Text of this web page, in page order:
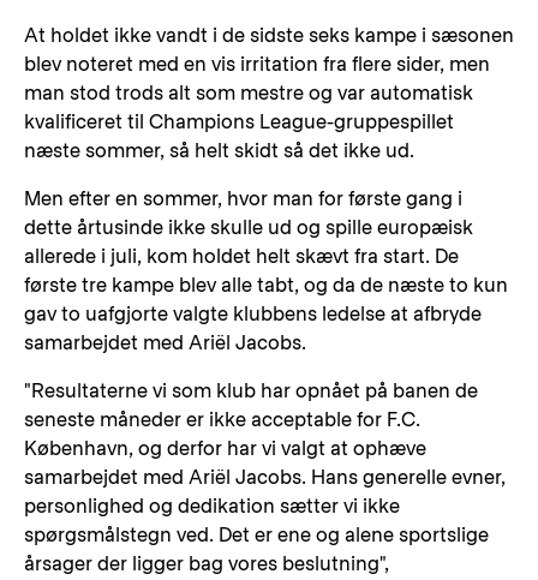
At holdet ikke vandt i de sidste seks kampe i sæsonen
blev noteret med en vis irritation fra flere sider, men
man stod trods alt som mestre og var automatisk
kvalificeret til Champions League-gruppespillet
næste sommer, så helt skidt så det ikke ud.
Men efter en sommer, hvor man for første gang i
dette årtusinde ikke skulle ud og spille europæisk
allerede i juli, kom holdet helt skævt fra start. De
første tre kampe blev alle tabt, og da de næste to kun
gav to uafgjorte valgte klubbens ledelse at afbryde
samarbejdet med Ariël Jacobs.
"Resultaterne vi som klub har opnået på banen de
seneste måneder er ikke acceptable for F.C.
København, og derfor har vi valgt at ophæve
samarbejdet med Ariël Jacobs. Hans generelle evner,
personlighed og dedikation sætter vi ikke
spørgsmålstegn ved. Det er ene og alene sportslige
årsager der ligger bag vores beslutning",